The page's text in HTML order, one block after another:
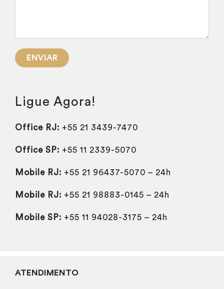
Ligue Agora!
Office RJ: +55 21 3439-7470
Office SP: +55 11 2339-5070
Mobile RJ: +55 21 96437-5070 – 24h
Mobile RJ: +55 21 98883-0145 – 24h
Mobile SP: +55 11 94028-3175 – 24h
ATENDIMENTO